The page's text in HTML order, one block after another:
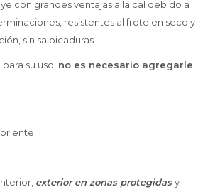
con grandes ventajas a la cal debido a
resistentes al frote en seco y
sin salpicaduras.
su uso, no es necesario agregarle
exterior en zonas protegidas y